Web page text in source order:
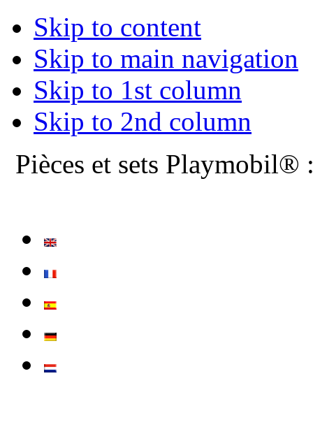
Skip to content
Skip to main navigation
Skip to 1st column
Skip to 2nd column
Pièces et sets Playmobil®